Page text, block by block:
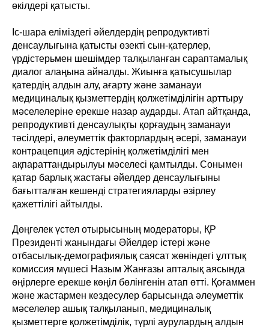
өкілдері қатысты.
Іс-шара еліміздегі әйелдердің репродуктивті
денсаулығына қатысты өзекті сын-қатерлер,
үрдістерьмен шешімдер талқыланған сараптамалық
диалог алаңына айналды. Жиынға қатысушылар
қатердің алдын алу, ағарту және заманауи
медициналық қызметтердің қолжетімділігін арттыру
мәселелеріне ерекше назар аударды. Атап айтқанда,
репродуктивті денсаулықты қорғаудың заманауи
тәсілдері, әлеуметтік факторлардың әсері, заманауи
контрацепция әдістерінің қолжетімділігі мен
ақпараттандырылуы мәселесі қамтылды. Сонымен
қатар барлық жастағы әйелдер денсаулығыны
бағытталған кешенді стратегияларды әзірлеу
қажеттілігі айтылды.
Дөңгелек үстел отырысының модераторы, ҚР
Президенті жанындағы Әйелдер істері және
отбасылық-демографиялық саясат жөніндегі ұлттық
комиссия мүшесі Назым Жанғазы апталық аясында
өңірлерге ерекше көңіл бөлінгенін атап өтті. Қоғаммен
және жастармен кездесулер барысында әлеуметтік
мәселелер ашық талқыланып, медициналық
қызметтерге қолжетімділік, түрлі аурулардың алдын